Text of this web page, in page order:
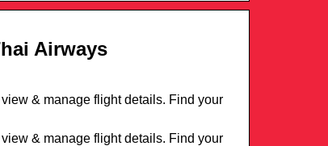
Airways
& manage flight details. Find your
& manage flight details. Find your